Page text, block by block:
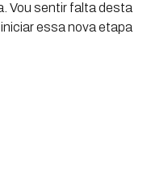
Vou sentir falta desta
essa nova etapa